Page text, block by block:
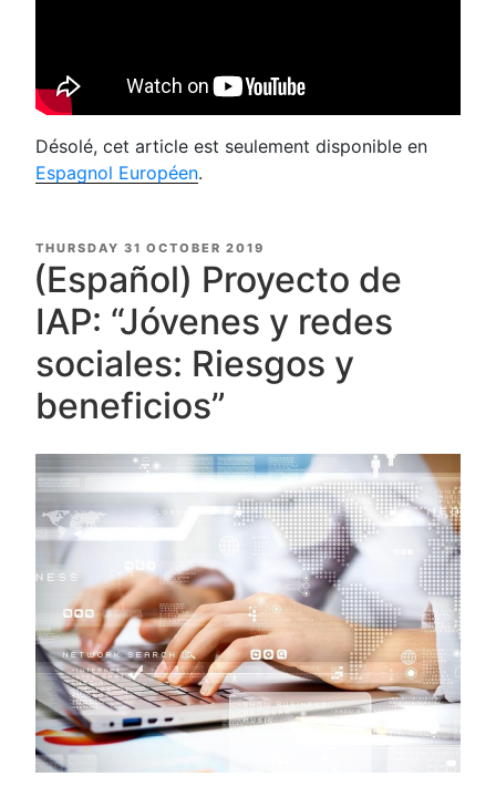
Désolé, cet article est seulement disponible en
Espagnol Européen.
POSTED
ON
THURSDAY 31 OCTOBER 2019
(Español) Proyecto de
IAP: “Jóvenes y redes
sociales: Riesgos y
beneficios”